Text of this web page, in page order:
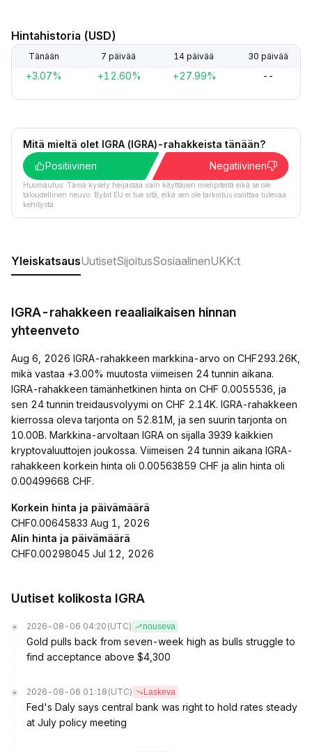
Hintahistoria (USD)
Tänään 7 päivää 14 päivää 30 päivää
+3.07% +12.60% +27.99% --
Mitä mieltä olet IGRA (IGRA)-rahakkeista tänään?
Positiivinen
Negatiivinen
Huomautus: Tämä kysely heijastaa vain käyttäjien mielipiteitä eikä se ole
taloudellinen neuvo. Bybit EU ei tue sitä, eikä sen ole tarkoitus osoittaa tulevaa
kehitystä.
YleiskatsausUutisetSijoitusSosiaalinenUKK:t
IGRA-rahakkeen reaaliaikaisen hinnan
yhteenveto
Aug 6, 2026 IGRA-rahakkeen markkina-arvo on CHF293.26K,
mikä vastaa +3.00% muutosta viimeisen 24 tunnin aikana.
IGRA-rahakkeen tämänhetkinen hinta on CHF 0.0055536, ja
sen 24 tunnin treidausvolyymi on CHF 2.14K. IGRA-rahakkeen
kierrossa oleva tarjonta on 52.81M, ja sen suurin tarjonta on
10.00B. Markkina-arvoltaan IGRA on sijalla 3939 kaikkien
kryptovaluuttojen joukossa. Viimeisen 24 tunnin aikana IGRA-
rahakkeen korkein hinta oli 0.00563859 CHF ja alin hinta oli
0.00499668 CHF.
Korkein hinta ja päivämäärä
CHF0.00645833 Aug 1, 2026
Alin hinta ja päivämäärä
CHF0.00298045 Jul 12, 2026
Uutiset kolikosta IGRA
2026-08-06 04:20 (UTC) nouseva
Gold pulls back from seven-week high as bulls struggle to
find acceptance above $4,300
2026-08-06 01:18 (UTC) Laskeva
Fed's Daly says central bank was right to hold rates steady
at July policy meeting